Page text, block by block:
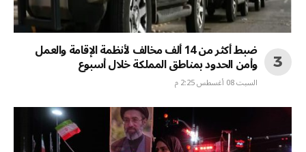
ضبط أكثر من 14 ألف مخالف لأنظمة الإقامة والعمل
وأمن الحدود بمناطق المملكة خلال أسبوع
السبت 08 أغسطس 2:25 م